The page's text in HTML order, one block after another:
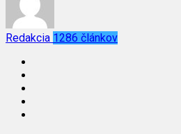
Redakcia 1286 článkov